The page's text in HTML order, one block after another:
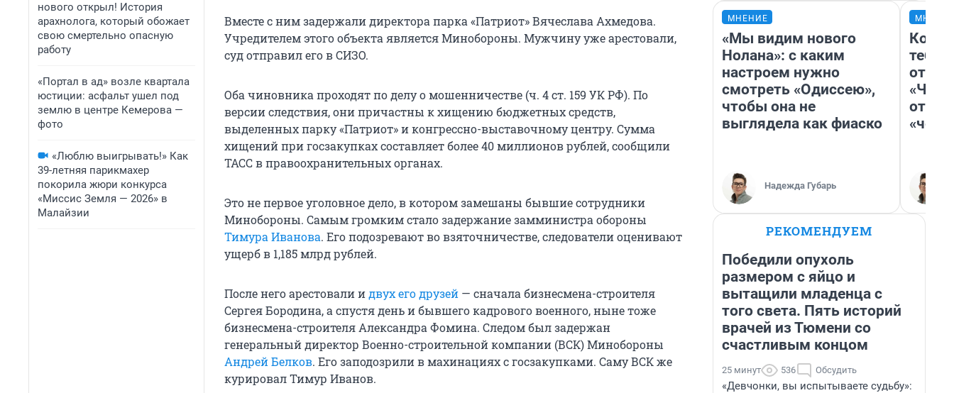
нового открыл! История
арахнолога, который обожает
свою смертельно опасную
работу
«Портал в ад» возле квартала
юстиции: асфальт ушел под
землю в центре Кемерова —
фото
«Люблю выигрывать!» Как
39-летняя парикмахер
покорила жюри конкурса
«Миссис Земля — 2026» в
Малайзии
Вместе с ним задержали директора парка «Патриот» Вячеслава Ахмедова.
Учредителем этого объекта является Минобороны. Мужчину уже арестовали,
суд отправил его в СИЗО.
Оба чиновника проходят по делу о мошенничестве (ч. 4 ст. 159 УК РФ). По
версии следствия, они причастны к хищению бюджетных средств,
выделенных парку «Патриот» и конгрессно-выставочному центру. Сумма
хищений при госзакупках составляет более 40 миллионов рублей, сообщили
ТАСС в правоохранительных органах.
Это не первое уголовное дело, в котором замешаны бывшие сотрудники
Минобороны. Самым громким стало задержание замминистра обороны
Тимура Иванова. Его подозревают во взяточничестве, следователи оценивают
ущерб в 1,185 млрд рублей.
После него арестовали идвух его друзей — сначала бизнесмена-строителя
Сергея Бородина, а спустя день и бывшего кадрового военного, ныне тоже
бизнесмена-строителя Александра Фомина. Следом был задержан
генеральный директор Военно-строительной компании (ВСК) Минобороны
Андрей Белков. Его заподозрили в махинациях с госзакупками. Саму ВСК же
курировал Тимур Иванов.
МНЕНИЕ
«Мы видим нового
Нолана»: с каким
настроем нужно
смотреть «Одиссею»,
чтобы она не
выглядела как фиаско
Надежда Губарь
тебя
РЕКОМЕНДУЕМ
Победили опухоль
размером с яйцо и
вытащили младенца с
того света. Пять историй
врачей из Тюмени со
счастливым концом
25 минут 536 Обсудить
«Девчонки, вы испытываете судьбу»: